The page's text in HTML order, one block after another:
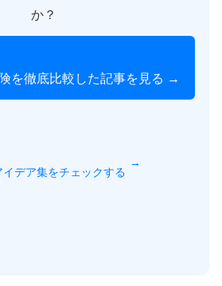
か？
を徹底比較した記事を見る →
イデア集をチェックする
→